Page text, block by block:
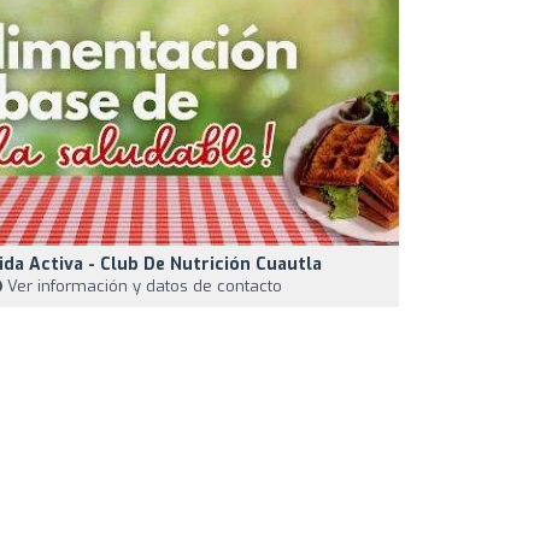
Activa - Club De Nutrición Cuautla
Ver información y datos de contacto